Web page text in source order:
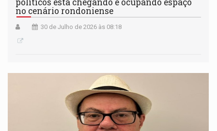
no cenário rondoniense
30 de Julho de 2026 às 08:18